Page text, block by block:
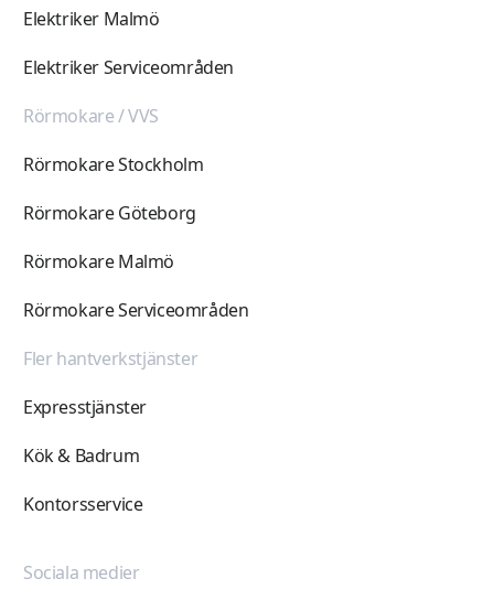
Elektriker Malmö
Elektriker Serviceområden
Rörmokare / VVS
Rörmokare Stockholm
Rörmokare Göteborg
Rörmokare Malmö
Rörmokare Serviceområden
Fler hantverkstjänster
Expresstjänster
Kök & Badrum
Kontorsservice
Sociala medier